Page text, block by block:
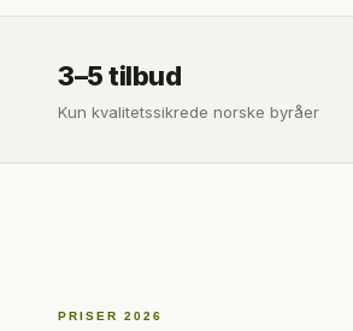
3–5 tilbud
Kun kvalitetssikrede norske byråer
PRISER 2026